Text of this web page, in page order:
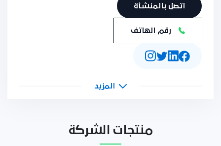
اتصل بالمنشأة
رقم الهاتف
المزيد
منتجات الشركة